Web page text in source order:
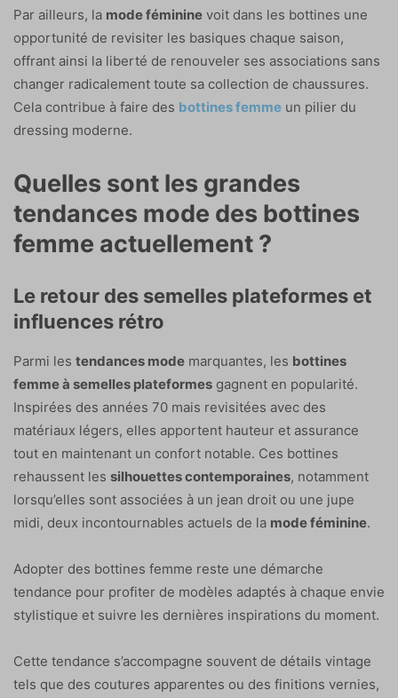
Par ailleurs, la mode féminine voit dans les bottines une
opportunité de revisiter les basiques chaque saison,
offrant ainsi la liberté de renouveler ses associations sans
changer radicalement toute sa collection de chaussures.
Cela contribue à faire des bottines femme un pilier du
dressing moderne.
Quelles sont les grandes
tendances mode des bottines
femme actuellement ?
Le retour des semelles plateformes et
influences rétro
Parmi les tendances mode marquantes, les bottines
femme à semelles plateformes gagnent en popularité.
Inspirées des années 70 mais revisitées avec des
matériaux légers, elles apportent hauteur et assurance
tout en maintenant un confort notable. Ces bottines
rehaussent les silhouettes contemporaines, notamment
lorsqu’elles sont associées à un jean droit ou une jupe
midi, deux incontournables actuels de la mode féminine.
Adopter des bottines femme reste une démarche
tendance pour profiter de modèles adaptés à chaque envie
stylistique et suivre les dernières inspirations du moment.
Cette tendance s’accompagne souvent de détails vintage
tels que des coutures apparentes ou des finitions vernies,